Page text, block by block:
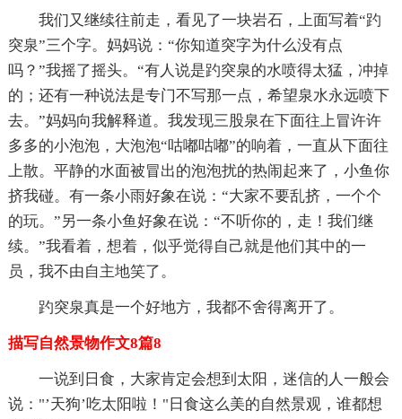
我们又继续往前走，看见了一块岩石，上面写着“趵
突泉”三个字。妈妈说：“你知道突字为什么没有点
吗？”我摇了摇头。“有人说是趵突泉的水喷得太猛，冲掉
的；还有一种说法是专门不写那一点，希望泉水永远喷下
去。”妈妈向我解释道。我发现三股泉在下面往上冒许许
多多的小泡泡，大泡泡“咕嘟咕嘟”的响着，一直从下面往
上散。平静的水面被冒出的泡泡扰的热闹起来了，小鱼你
挤我碰。有一条小雨好象在说：“大家不要乱挤，一个个
的玩。”另一条小鱼好象在说：“不听你的，走！我们继
续。”我看着，想着，似乎觉得自己就是他们其中的一
员，我不由自主地笑了。
趵突泉真是一个好地方，我都不舍得离开了。
描写自然景物作文8篇8
一说到日食，大家肯定会想到太阳，迷信的人一般会
说："’天狗’吃太阳啦！"日食这么美的自然景观，谁都想